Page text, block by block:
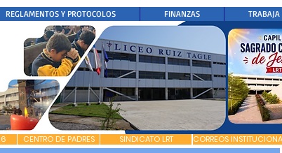
REGLAMENTOS Y PROTOCOLOS FINANZAS
CENTRO DE PADRES SINDICATO LRT CORREOS